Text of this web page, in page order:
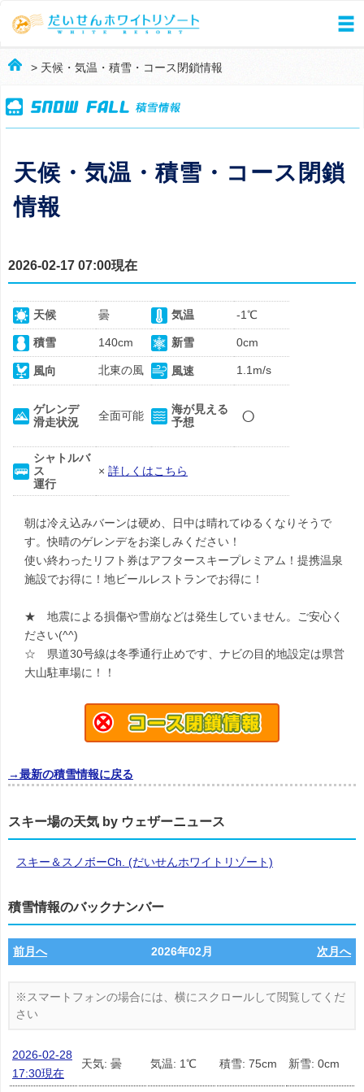
> 天候・気温・積雪・コース閉鎖情報
天候・気温・積雪・コース閉鎖
情報
2026-02-17 07:00現在
天候 曇 気温 -1℃
積雪 140cm 新雪 0cm
風向 北東の風 風速 1.1m/s
ゲレンデ
滑走状況
全面可能
海が見える
予想
○
シャトルバ
ス
運行
× 詳しくはこちら
朝は冷え込みバーンは硬め、日中は晴れてゆるくなりそうで
す。快晴のゲレンデをお楽しみください！
使い終わったリフト券はアフタースキープレミアム！提携温泉
施設でお得に！地ビールレストランでお得に！
★ 地震による損傷や雪崩などは発生していません。ご安心く
ださい(^^)
☆ 県道30号線は冬季通行止めです、ナビの目的地設定は県営
大山駐車場に！！
→最新の積雪情報に戻る
スキー場の天気 by ウェザーニュース
スキー＆スノボーCh. (だいせんホワイトリゾート)
積雪情報のバックナンバー
前月へ 2026年02月 次月へ
2026-02-28
17:30現在
天気: 曇 気温: 1℃ 積雪: 75cm 新雪: 0cm